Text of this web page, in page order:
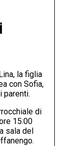
la figlia
con Sofia,
parenti.
di
15:00
sala del